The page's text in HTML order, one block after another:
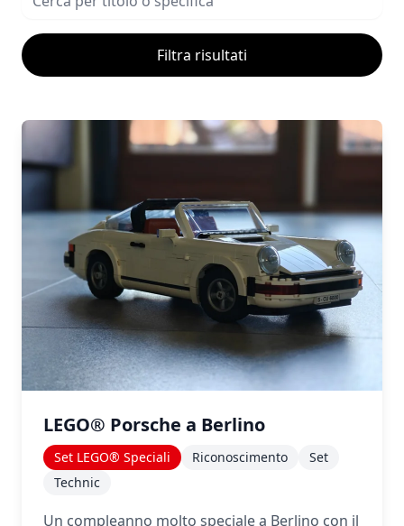
Filtra risultati
LEGO® Porsche a Berlino
Set LEGO® Speciali Riconoscimento
Set
Technic
Un compleanno molto speciale a Berlino con il